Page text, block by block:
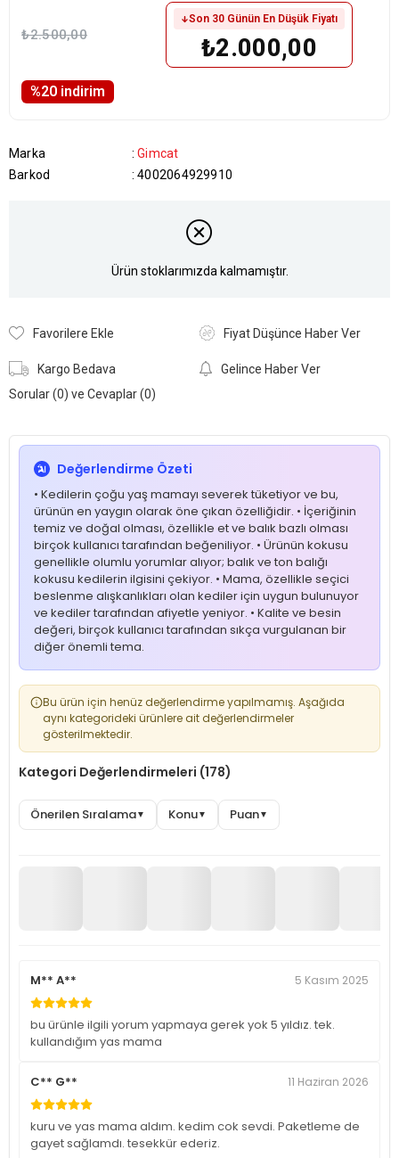
%20 i̇ndirim
₺2.500,00
Son 30 Günün En Düşük Fiyatı
₺2.000,00
Marka : Gimcat
Barkod
: 4002064929910
Ürün stoklarımızda kalmamıştır.
Favorilere Ekle Fiyat Düşünce Haber Ver
Kargo Bedava
Gelince Haber Ver
Sorular (0) ve Cevaplar (0)
Değerlendirme Özeti
• Kedilerin çoğu yaş mamayı severek tüketiyor ve bu,
ürünün en yaygın olarak öne çıkan özelliğidir. • İçeriğinin
temiz ve doğal olması, özellikle et ve balık bazlı olması
birçok kullanıcı tarafından beğeniliyor. • Ürünün kokusu
genellikle olumlu yorumlar alıyor; balık ve ton balığı
kokusu kedilerin ilgisini çekiyor. • Mama, özellikle seçici
beslenme alışkanlıkları olan kediler için uygun bulunuyor
ve kediler tarafından afiyetle yeniyor. • Kalite ve besin
değeri, birçok kullanıcı tarafından sıkça vurgulanan bir
diğer önemli tema.
Bu ürün için henüz değerlendirme yapılmamış. Aşağıda
aynı kategorideki ürünlere ait değerlendirmeler
gösterilmektedir.
Kategori Değerlendirmeleri (178)
Önerilen Sıralama▼ Konu▼ Puan▼
M** A** 5 Kasım 2025
bu ürünle ilgili yorum yapmaya gerek yok 5 yıldız. tek.
kullandığım yas mama
C** G** 11 Haziran 2026
kuru ve yas mama aldım. kedim cok sevdi. Paketleme de
gayet sağlamdı. tesekkür ederiz.